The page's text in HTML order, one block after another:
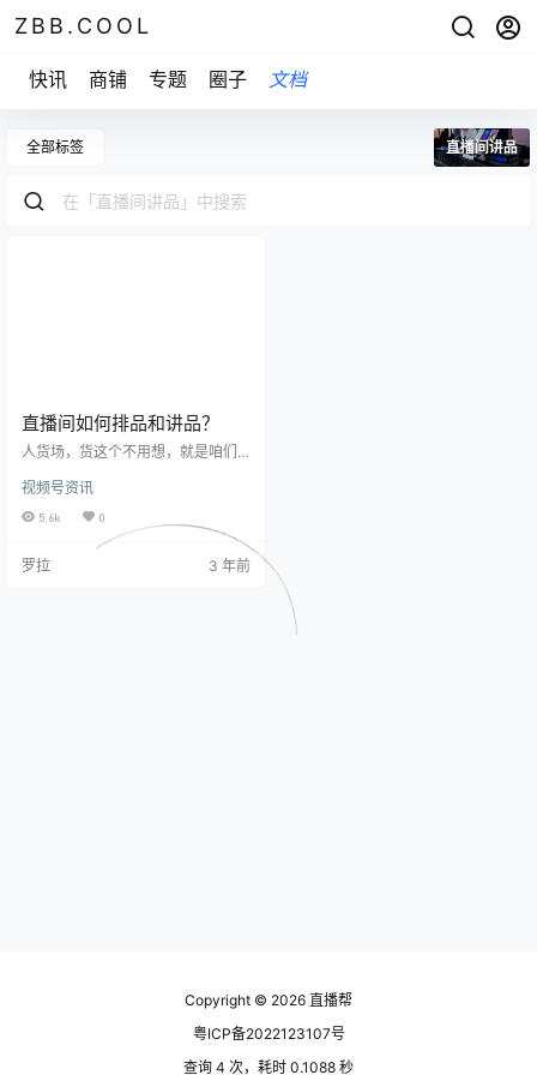
ZBB.COOL
快讯 商铺 专题 圈子 文档
全部标签 直播间讲品
直播间如何排品和讲品？
人货场，货这个不用想，就是咱们
肯定要卖货。 哪怕做知识分享卖的
课也是一件货，只不过是虚拟的货
品，所以无论是虚拟还是实物，它
都叫货品。 如今市面上不缺产品，
而且同质化非常严重，很多产品基
视频号资讯
5.6k 0
罗拉 3 年前
Copyright © 2026 直播帮
粤ICP备2022123107号
查询 4 次，耗时 0.1088 秒